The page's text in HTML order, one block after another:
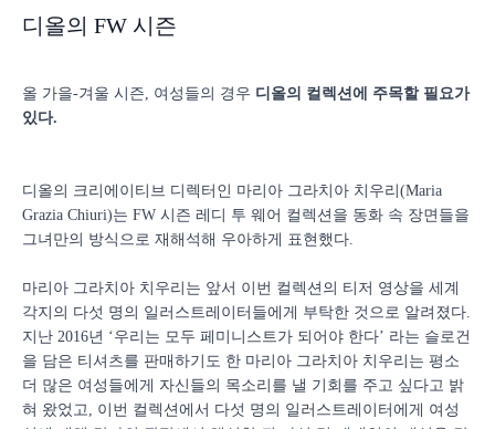
디올의 FW 시즌
올 가을-겨울 시즌, 여성들의 경우 디올의 컬렉션에 주목할 필요가
있다.
디올의 크리에이티브 디렉터인 마리아 그라치아 치우리(Maria
Grazia Chiuri)는 FW 시즌 레디 투 웨어 컬렉션을 동화 속 장면들을
그녀만의 방식으로 재해석해 우아하게 표현했다.
마리아 그라치아 치우리는 앞서 이번 컬렉션의 티저 영상을 세계
각지의 다섯 명의 일러스트레이터들에게 부탁한 것으로 알려졌다.
지난 2016년 ‘우리는 모두 페미니스트가 되어야 한다’ 라는 슬로건
을 담은 티셔츠를 판매하기도 한 마리아 그라치아 치우리는 평소
더 많은 여성들에게 자신들의 목소리를 낼 기회를 주고 싶다고 밝
혀 왔었고, 이번 컬렉션에서 다섯 명의 일러스트레이터에게 여성